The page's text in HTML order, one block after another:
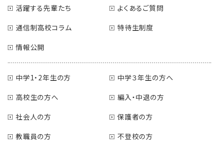
活躍する先輩たち
よくあるご質問
通信制高校コラム
特待生制度
情報公開
中学1・2年生の方
中学３年生の方へ
高校生の方へ
編入・中退の方
社会人の方
保護者の方
教職員の方
不登校の方